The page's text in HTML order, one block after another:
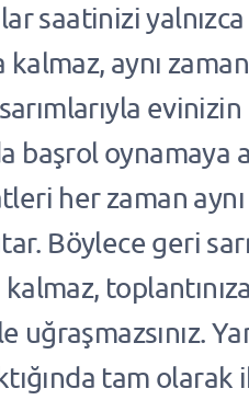
saatinizi
aynı
evinizin
başrol oynamaya
her zaman
Böylece geri
uğraşmazsınız.
tam olarak